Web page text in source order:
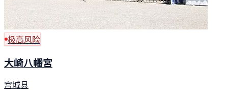
极高风险
大崎八幡宮
宫城县